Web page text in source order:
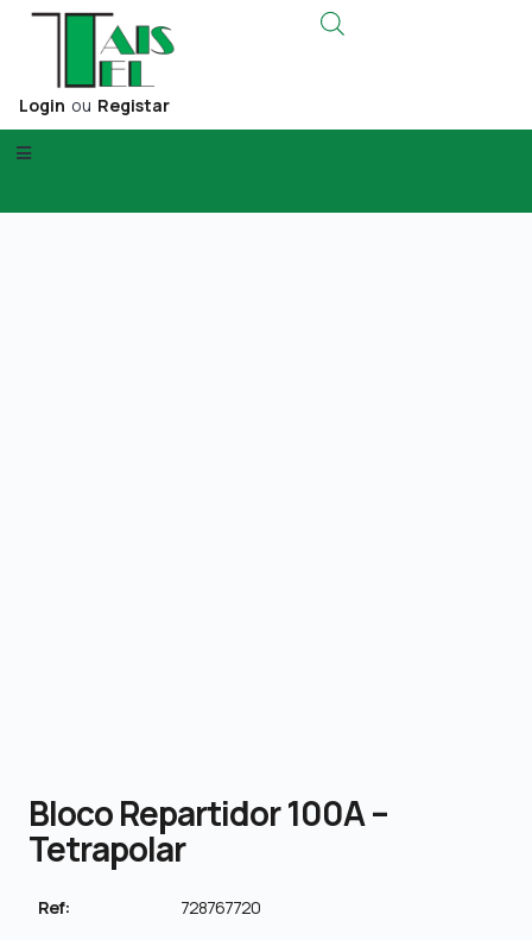
Login ou Registar
Bloco Repartidor 100A –
Tetrapolar
Ref: 728767720